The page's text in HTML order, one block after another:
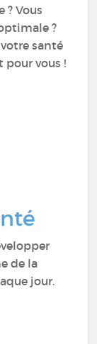
? Vous
?
santé
pour vous !
de la
jour.